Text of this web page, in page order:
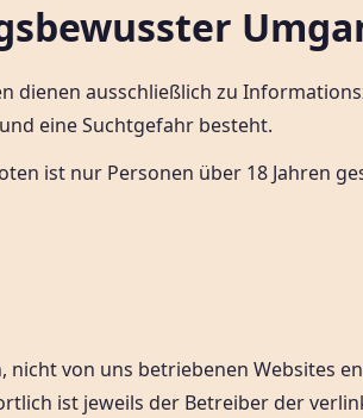
dienen ausschließlich zu
eine Suchtgefahr besteht.
ist nur Personen über 18 Jahren
nicht von uns betriebenen
ist jeweils der Betreiber der